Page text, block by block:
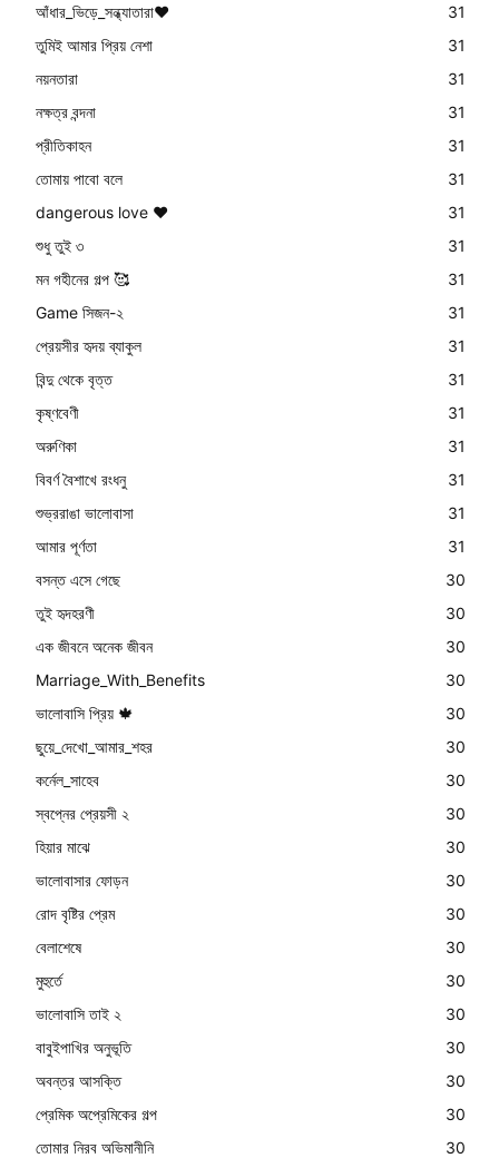
আঁধার_ভিড়ে_সন্ধ্যাতারা❤️
31
তুমিই আমার প্রিয় নেশা
31
নয়নতারা
31
নক্ষত্র বন্দনা
31
প্রীতিকাহন
31
তোমায় পাবো বলে
31
dangerous love ❤️
31
শুধু তুই ৩
31
মন গহীনের গল্প 🥰
31
Game সিজন-২
31
প্রেয়সীর হৃদয় ব্যাকুল
31
বিন্দু থেকে বৃত্ত
31
কৃষ্ণবেণী
31
অরুণিকা
31
বিবর্ণ বৈশাখে রংধনু
31
শুভ্ররাঙা ভালোবাসা
31
আমার পূর্ণতা
31
বসন্ত এসে গেছে
30
তুই হৃদহরণী
30
এক জীবনে অনেক জীবন
30
Marriage_With_Benefits
30
ভালোবাসি প্রিয় 🍁
30
ছুয়ে_দেখো_আমার_শহর
30
কর্নেল_সাহেব
30
স্বপ্নের প্রেয়সী ২
30
হিয়ার মাঝে
30
ভালোবাসার ফোড়ন
30
রোদ বৃষ্টির প্রেম
30
বেলাশেষে
30
মুহুর্তে
30
ভালোবাসি তাই ২
30
বাবুইপাখির অনুভূতি
30
অবন্তর আসক্তি
30
প্রেমিক অপ্রেমিকের গল্প
30
তোমার নিরব অভিমানীনি
30